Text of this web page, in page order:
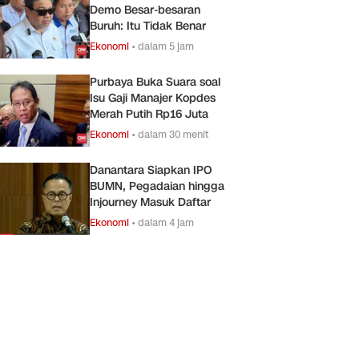
Demo Besar-besaran
Buruh: Itu Tidak Benar
Ekonomi •dalam 5 jam
Purbaya Buka Suara soal
Isu Gaji Manajer Kopdes
Merah Putih Rp16 Juta
Ekonomi •dalam 30 menit
Danantara Siapkan IPO
BUMN, Pegadaian hingga
Injourney Masuk Daftar
Ekonomi •dalam 4 jam